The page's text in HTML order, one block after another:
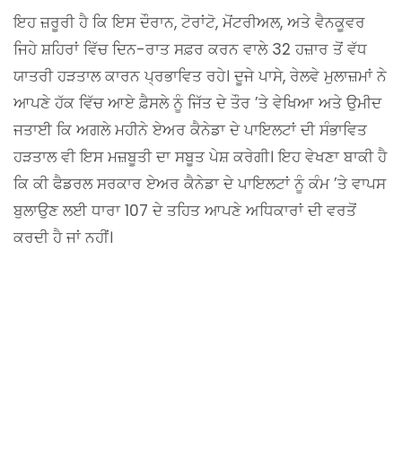
ਇਹ ਜ਼ਰੂਰੀ ਹੈ ਕਿ ਇਸ ਦੌਰਾਨ, ਟੋਰਾਂਟੋ, ਮੋਂਟਰੀਅਲ, ਅਤੇ ਵੈਨਕੂਵਰ
ਜਿਹੇ ਸ਼ਹਿਰਾਂ ਵਿੱਚ ਦਿਨ-ਰਾਤ ਸਫ਼ਰ ਕਰਨ ਵਾਲੇ 32 ਹਜ਼ਾਰ ਤੋਂ ਵੱਧ
ਯਾਤਰੀ ਹੜਤਾਲ ਕਾਰਨ ਪ੍ਰਭਾਵਿਤ ਰਹੇ। ਦੂਜੇ ਪਾਸੇ, ਰੇਲਵੇ ਮੁਲਾਜ਼ਮਾਂ ਨੇ
ਆਪਣੇ ਹੱਕ ਵਿੱਚ ਆਏ ਫ਼ੈਸਲੇ ਨੂੰ ਜਿੱਤ ਦੇ ਤੌਰ ’ਤੇ ਵੇਖਿਆ ਅਤੇ ਉਮੀਦ
ਜਤਾਈ ਕਿ ਅਗਲੇ ਮਹੀਨੇ ਏਅਰ ਕੈਨੇਡਾ ਦੇ ਪਾਇਲਟਾਂ ਦੀ ਸੰਭਾਵਿਤ
ਹੜਤਾਲ ਵੀ ਇਸ ਮਜ਼ਬੂਤੀ ਦਾ ਸਬੂਤ ਪੇਸ਼ ਕਰੇਗੀ। ਇਹ ਵੇਖਣਾ ਬਾਕੀ ਹੈ
ਕਿ ਕੀ ਫੈਡਰਲ ਸਰਕਾਰ ਏਅਰ ਕੈਨੇਡਾ ਦੇ ਪਾਇਲਟਾਂ ਨੂੰ ਕੰਮ ’ਤੇ ਵਾਪਸ
ਬੁਲਾਉਣ ਲਈ ਧਾਰਾ 107 ਦੇ ਤਹਿਤ ਆਪਣੇ ਅਧਿਕਾਰਾਂ ਦੀ ਵਰਤੋਂ
ਕਰਦੀ ਹੈ ਜਾਂ ਨਹੀਂ।